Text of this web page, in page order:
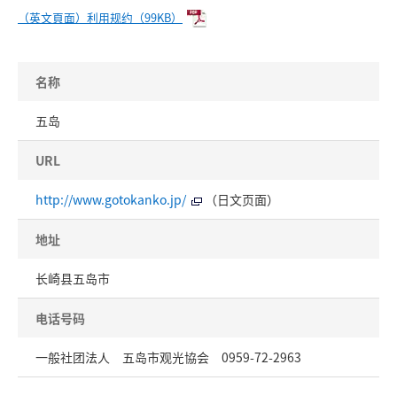
（英文頁面）利用规约（99KB）
名称
五岛
URL
http://www.gotokanko.jp/ （日文页面）
地址
长崎县五岛市
电话号码
一般社团法人 五岛市观光協会 0959-72-2963